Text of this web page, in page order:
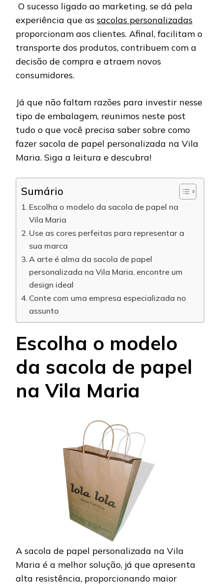
O sucesso ligado ao marketing, se dá pela
experiência que as sacolas personalizadas
proporcionam aos clientes. Afinal, facilitam o
transporte dos produtos, contribuem com a
decisão de compra e atraem novos
consumidores.
Já que não faltam razões para investir nesse
tipo de embalagem, reunimos neste post
tudo o que você precisa saber sobre como
fazer sacola de papel personalizada na Vila
Maria. Siga a leitura e descubra!
Sumário
Escolha o modelo da sacola de papel na
Vila Maria
Use as cores perfeitas para representar a
sua marca
A arte é alma da sacola de papel
personalizada na Vila Maria, encontre um
design ideal
Conte com uma empresa especializada no
assunto
Escolha o modelo
da sacola de papel
na Vila Maria
A sacola de papel personalizada na Vila
Maria é a melhor solução, já que apresenta
alta resistência, proporcionando maior